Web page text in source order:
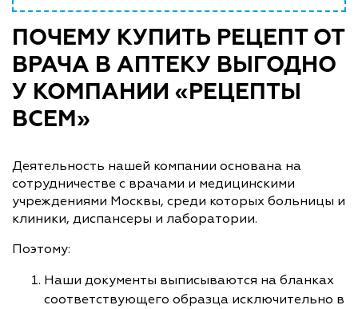
ПОЧЕМУ КУПИТЬ РЕЦЕПТ ОТ
ВРАЧА В АПТЕКУ ВЫГОДНО
У КОМПАНИИ «РЕЦЕПТЫ
ВСЕМ»
Деятельность нашей компании основана на
сотрудничестве с врачами и медицинскими
учреждениями Москвы, среди которых больницы и
клиники, диспансеры и лаборатории.
Поэтому:
Наши документы выписываются на бланках
соответствующего образца исключительно в